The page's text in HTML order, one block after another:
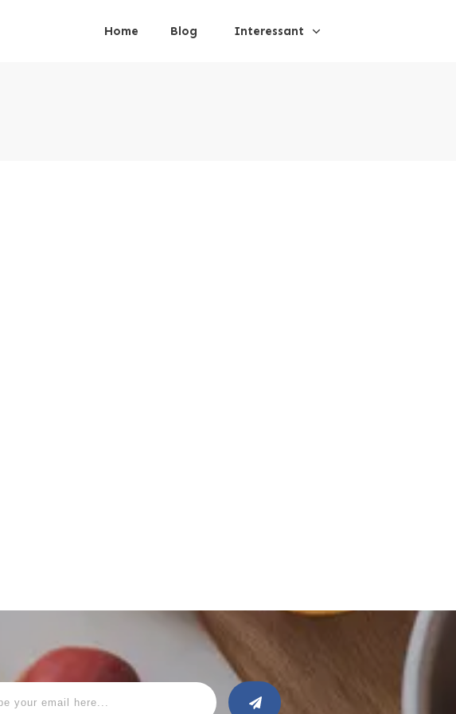
Home Blog Interessant